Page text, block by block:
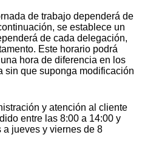
de trabajo dependerá de
se establece un
de cada delegación,
Este horario podrá
hora de diferencia en los
sin que suponga modificación
y atención al cliente
entre las 8:00 a 14:00 y
jueves y viernes de 8